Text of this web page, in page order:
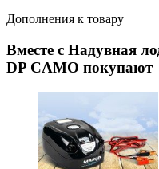
Дополнения к товару
Вместе с Надувная
DP CAMO покупают